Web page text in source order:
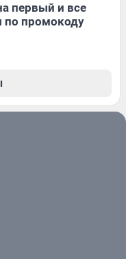
первый и все
по промокоду